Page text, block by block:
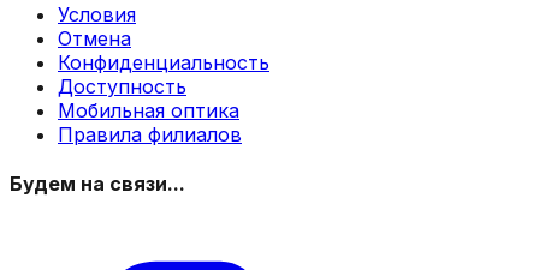
Условия
Отмена
Конфиденциальность
Доступность
Мобильная оптика
Правила филиалов
Будем на связи...